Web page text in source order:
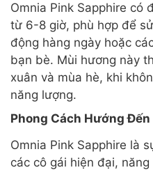
Omnia Pink Sapphire có
từ 6-8 giờ, phù hợp để
động hàng ngày hoặc
bạn bè. Mùi hương này
xuân và mùa hè, khi
năng lượng.
Phong Cách Hướng Đến
Omnia Pink Sapphire là
các cô gái hiện đại,